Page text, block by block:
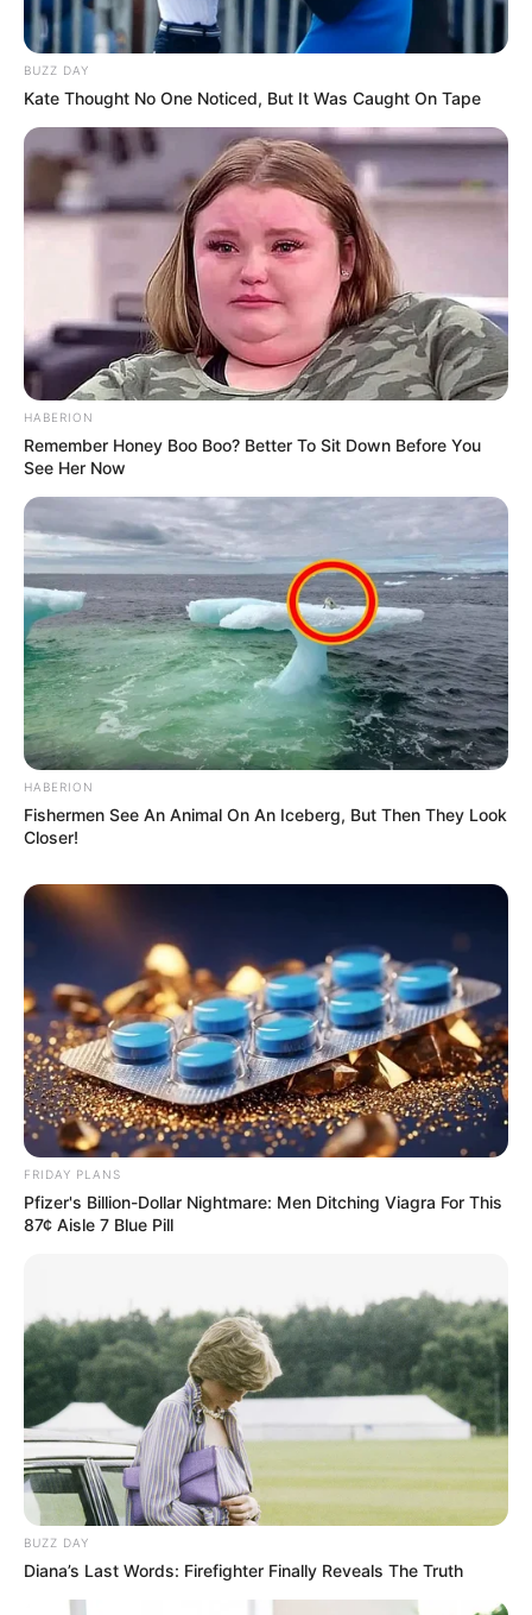
Tua Casa
Tua Casa
BUZZ DAY
Kate Thought No One Noticed, But It Was Caught On Tape
HABERION
Remember Honey Boo Boo? Better To Sit Down Before You
See Her Now
HABERION
Fishermen See An Animal On An Iceberg, But Then They Look
Closer!
FRIDAY PLANS
Pfizer's Billion-Dollar Nightmare: Men Ditching Viagra For This
87¢ Aisle 7 Blue Pill
BUZZ DAY
Diana’s Last Words: Firefighter Finally Reveals The Truth